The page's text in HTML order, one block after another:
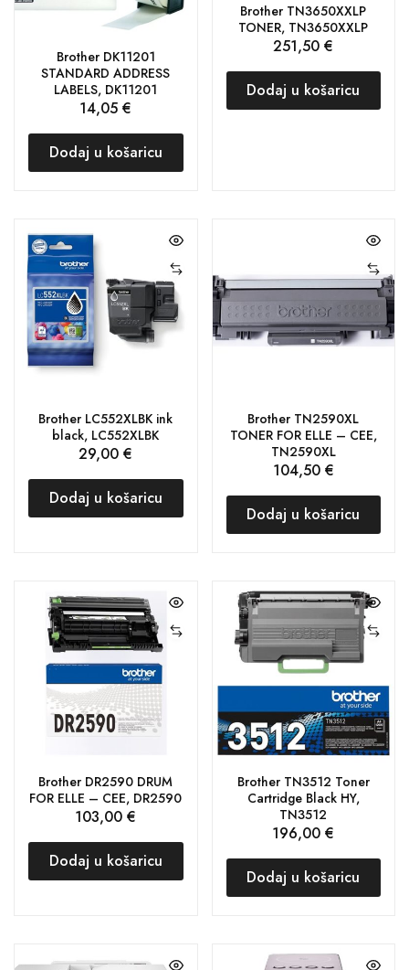
Brother DK11201
STANDARD ADDRESS
LABELS, DK11201
14,05€
Dodaj u košaricu
Brother TN3650XXLP
TONER, TN3650XXLP
251,50€
Dodaj u košaricu
Brother LC552XLBK ink
black, LC552XLBK
29,00€
Dodaj u košaricu
Brother TN2590XL
TONER FOR ELLE – CEE,
TN2590XL
104,50 €
Dodaj u košaricu
Brother DR2590 DRUM
FOR ELLE – CEE, DR2590
103,00€
Dodaj u košaricu
Brother TN3512 Toner
Cartridge Black HY,
TN3512
196,00€
Dodaj u košaricu